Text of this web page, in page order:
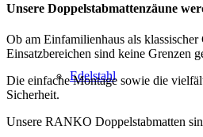
Edelstahl
Unsere Doppelstabmattenzäune
Ob am Einfamilienhaus als
Einsatzbereichen sind keine Grenzen
Die einfache Montage sowie die
Sicherheit.
Unsere RANKO Doppelstabmatten